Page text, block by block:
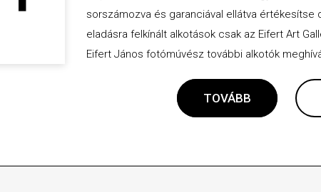
sorszámozva és garanciával ellátva értékesítse
eladásra felkínált alkotások csak az Eifert Art
Eifert János fotómúvész további alkotók
TOVÁBB